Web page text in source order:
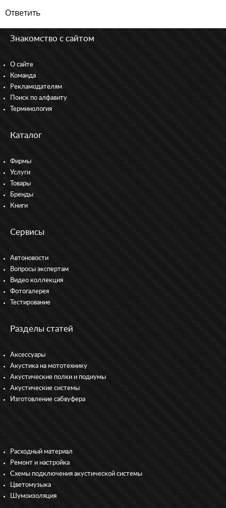
Ответить
Знакомство с сайтом
О сайте
Команда
Рекламодателям
Поиск по алфавиту
Терминология
Каталог
Фирмы
Услуги
Товары
Бренды
Книги
Сервисы
Автоновости
Вопросы экспертам
Видео коллекция
Фотогалерея
Тестирование
Разделы статей
Аксессуары
Акустика на мототехнику
Акустические полки и подиумы
Акустические системы
Изготовление сабвуфера
Расходный материал
Ремонт и настройка
Схемы подключения акустической системы
Цветомузыка
Шумоизоляция